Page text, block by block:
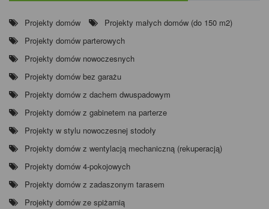
Projekty domów
Projekty małych domów (do 150 m2)
Projekty domów parterowych
Projekty domów nowoczesnych
Projekty domów bez garażu
Projekty domów z dachem dwuspadowym
Projekty domów z gabinetem na parterze
Projekty w stylu nowoczesnej stodoły
Projekty domów z wentylacją mechaniczną (rekuperacją)
Projekty domów 4-pokojowych
Projekty domów z zadaszonym tarasem
Projekty domów ze spiżarnią